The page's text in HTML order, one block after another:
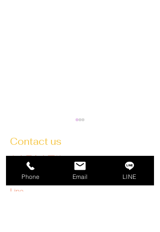
Contact us
名古屋市中区錦1-15-13
佐久間ビル２F
iseballet@yahoo.co.jp
Line
Phone Email LINE